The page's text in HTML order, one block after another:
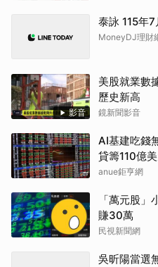
泰詠 115年
MoneyDJ理財
影音
美股就業數
歷史新高
鏡新聞影音
AI基建吃錢
貸籌110億
anue鉅亨網
「萬元股」
賺30萬
民視新聞網
吳昕陽當選